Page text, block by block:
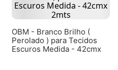
OBM - Branco Brilho (
Perolado ) para Tecidos
Escuros Medida - 42cmx